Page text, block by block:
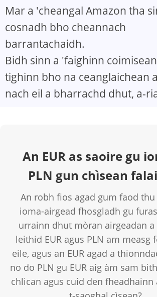
Mar a 'cheangal Amazon tha
cosnadh bho cheannach
barrantachaidh.
Bidh sinn a 'faighinn
tighinn bho na ceanglaichean
nach eil a bharrachd dhut, a-
An EUR as saoire gu
PLN gun chìsean
An robh fios agad gum faod
ioma-airgead fhosgladh gu
urrainn dhut mòran airgeadan a
leithid EUR agus PLN am measg
eile, agus an EUR agad a
no do PLN gu EUR aig àm sam
chlican agus cuid den fheadhainn